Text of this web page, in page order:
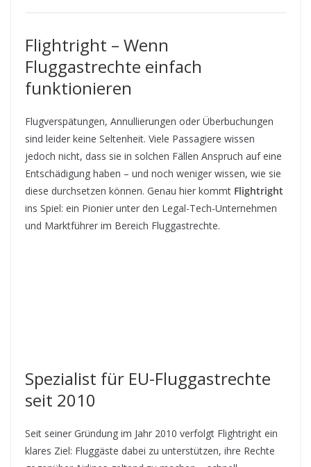
Flightright – Wenn
Fluggastrechte einfach
funktionieren
Flugverspätungen, Annullierungen oder Überbuchungen
sind leider keine Seltenheit. Viele Passagiere wissen
jedoch nicht, dass sie in solchen Fällen Anspruch auf eine
Entschädigung haben – und noch weniger wissen, wie sie
diese durchsetzen können. Genau hier kommt Flightright
ins Spiel: ein Pionier unter den Legal-Tech-Unternehmen
und Marktführer im Bereich Fluggastrechte.
Spezialist für EU-Fluggastrechte
seit 2010
Seit seiner Gründung im Jahr 2010 verfolgt Flightright ein
klares Ziel: Fluggäste dabei zu unterstützen, ihre Rechte